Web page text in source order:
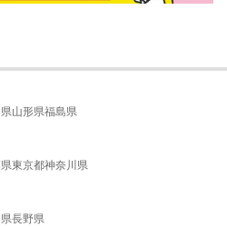
山形県福島県
東京都神奈川県
長野県